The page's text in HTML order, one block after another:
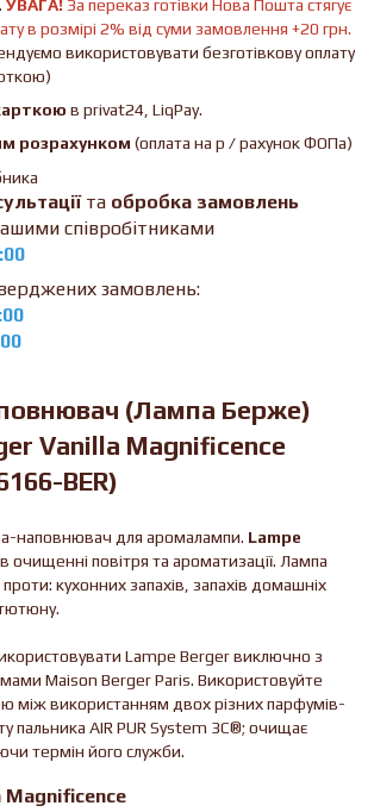
УВАГА! За переказ готівки Нова Пошта стягує
в розмірі 2% від суми замовлення +20 грн.
використовувати безготівкову оплату
в privat24, LiqPay.
розрахунком (оплата на р / рахунок ФОПа)
та обробка замовлень
співробітниками
замовлень:
(Лампа Берже)
Vanilla Magnificence
BER)
наповнювач для аромалампи. Lampe
в очищенні повітря та ароматизації. Лампа
кухонних запахів, запахів домашніх
Lampe Berger виключно з
Maison Berger Paris. Використовуйте
між використанням двох різних парфумів-
пальника AIR PUR System 3C®; очищає
термін його служби.